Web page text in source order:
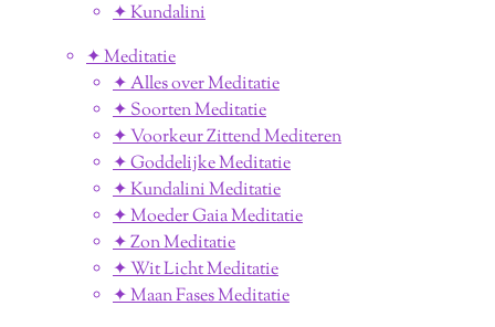
✦ Kundalini
✦ Meditatie
✦ Alles over Meditatie
✦ Soorten Meditatie
✦ Voorkeur Zittend Mediteren
✦ Goddelijke Meditatie
✦ Kundalini Meditatie
✦ Moeder Gaia Meditatie
✦ Zon Meditatie
✦ Wit Licht Meditatie
✦ Maan Fases Meditatie